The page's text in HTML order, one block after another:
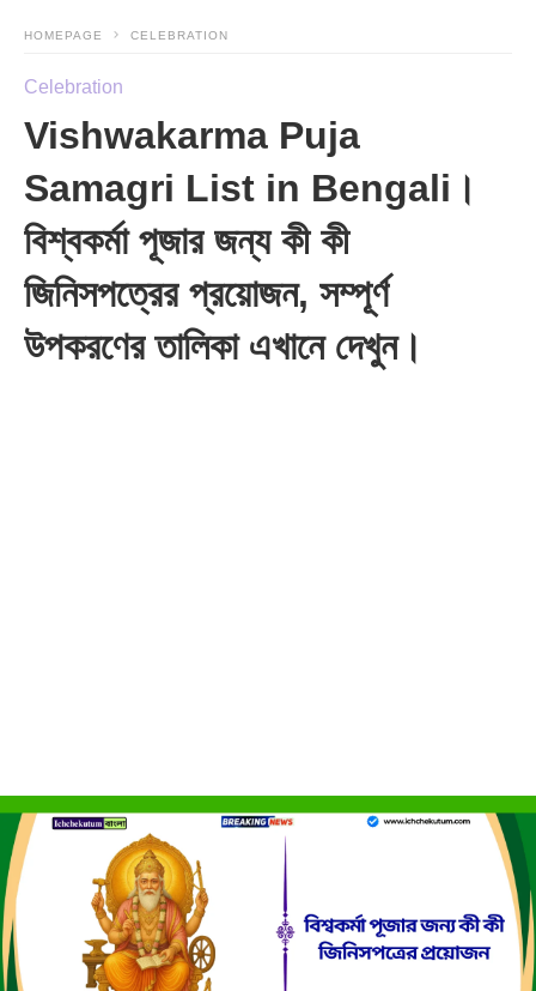
HOMEPAGE CELEBRATION
Celebration
Vishwakarma Puja
Samagri List in Bengali।
বিশ্বকর্মা পূজার জন্য কী কী
জিনিসপত্রের প্রয়োজন, সম্পূর্ণ
উপকরণের তালিকা এখানে দেখুন।